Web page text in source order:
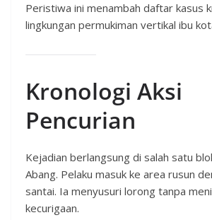
Peristiwa ini menambah daftar kasus
lingkungan permukiman vertikal ibu
Kronologi Aksi
Pencurian
Kejadian berlangsung di salah satu
Abang. Pelaku masuk ke area rusun
santai. Ia menyusuri lorong tanpa
kecurigaan.